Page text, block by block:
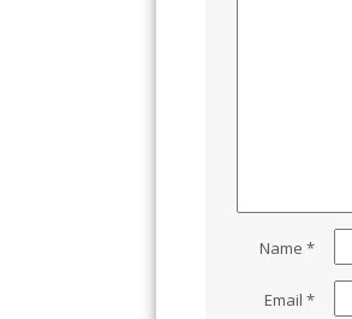
Name*
Email*